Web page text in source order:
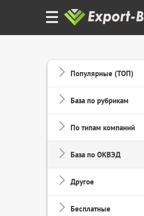
Популярные (ТОП)
База по рубрикам
По типам компаний
База по ОКВЭД
Другое
Бесплатные